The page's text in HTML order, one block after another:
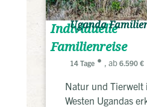
Individuelle
Familienreise
Uganda
14 Tage , ab 6.590 €
Natur und Tierwelt
Westen Ugandas